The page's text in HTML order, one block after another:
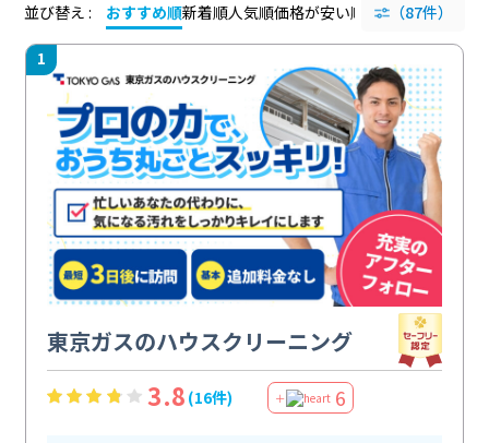
並び替え :
おすすめ順新着順人気順価格が安い順 評価が高い順
（87件）
1
東京ガスのハウスクリーニング
3.8 (16件) ＋ 6